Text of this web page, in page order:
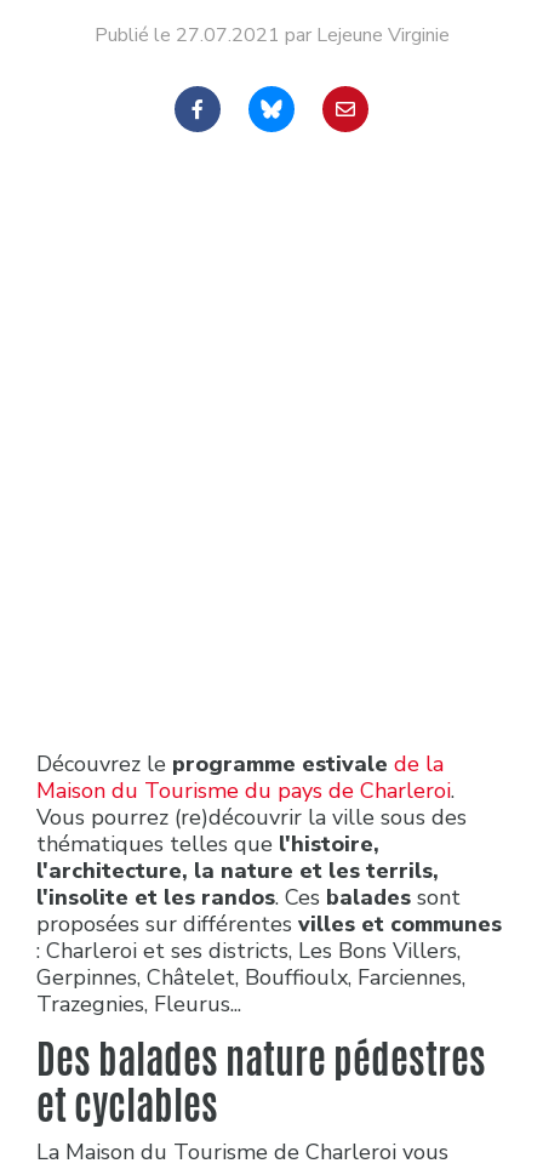
Publié le 27.07.2021 par Lejeune Virginie
Découvrez le programme estivale de la
Maison du Tourisme du pays de Charleroi.
Vous pourrez (re)découvrir la ville sous des
thématiques telles que l'histoire,
l'architecture, la nature et les terrils,
l'insolite et les randos. Ces balades sont
proposées sur différentes villes et communes
: Charleroi et ses districts, Les Bons Villers,
Gerpinnes, Châtelet, Bouffioulx, Farciennes,
Trazegnies, Fleurus...
Des balades nature pédestres
et cyclables
La Maison du Tourisme de Charleroi vous